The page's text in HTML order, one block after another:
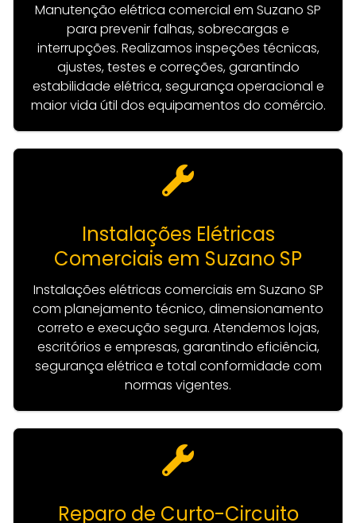
Manutenção elétrica comercial em Suzano SP
para prevenir falhas, sobrecargas e
interrupções. Realizamos inspeções técnicas,
ajustes, testes e correções, garantindo
estabilidade elétrica, segurança operacional e
maior vida útil dos equipamentos do comércio.
Instalações Elétricas
Comerciais em Suzano SP
Instalações elétricas comerciais em Suzano SP
com planejamento técnico, dimensionamento
correto e execução segura. Atendemos lojas,
escritórios e empresas, garantindo eficiência,
segurança elétrica e total conformidade com
normas vigentes.
Reparo de Curto-Circuito